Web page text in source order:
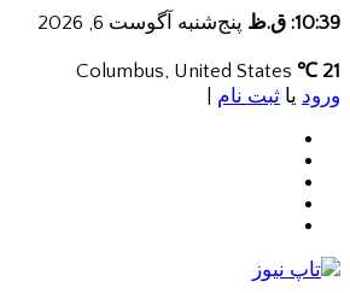
10:39: ق.ظ پنج‌شنبه آگوست 6, 2026
21 ℃
ورود یا ثبت نام